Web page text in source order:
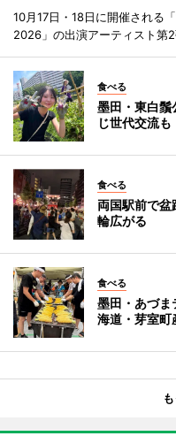
10月17日・18日に開催される
2026」の出演アーティスト第
食べる
墨田・東白
じ世代交流も
食べる
両国駅前で
輪広がる
食べる
墨田・あづ
海道・芽室町